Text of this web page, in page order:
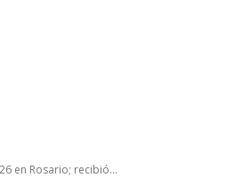
en Rosario; recibió...